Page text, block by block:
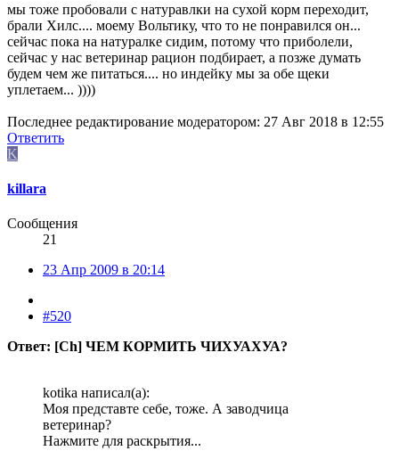
мы тоже пробовали с натуравлки на сухой корм переходит,
брали Хилс.... моему Вольтику, что то не понравился он...
сейчас пока на натуралке сидим, потому что приболели,
сейчас у нас ветеринар рацион подбирает, а позже думать
будем чем же питаться.... но индейку мы за обе щеки
уплетаем... ))))
Последнее редактирование модератором: 27 Авг 2018 в 12:55
Ответить
K
killara
Сообщения
21
23 Апр 2009 в 20:14
#520
Ответ: [Ch] ЧЕМ КОРМИТЬ ЧИХУАХУА?
kotika написал(а):
Моя представте себе, тоже. А заводчица
ветеринар?
Нажмите для раскрытия...